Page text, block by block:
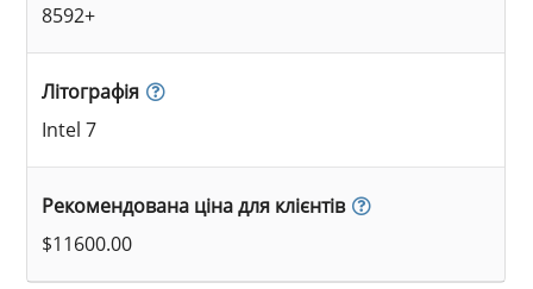
8592+
Літографія
Intel 7
Рекомендована ціна для клієнтів
$11600.00